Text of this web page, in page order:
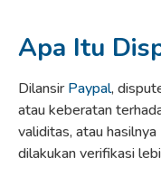
Apa Itu
DilansirPaypal,
atau keberatan
validitas, atau
dilakukan verifikasi